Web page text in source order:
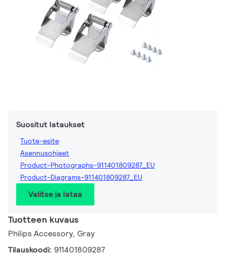
Suositut lataukset
Tuote-esite
Asennusohjeet
Product-Photographs-911401809287_EU
Product-Diagrams-911401809287_EU
Valitse ja lataa
Tuotteen kuvaus
Philips Accessory, Gray
Tilauskoodi: 911401809287